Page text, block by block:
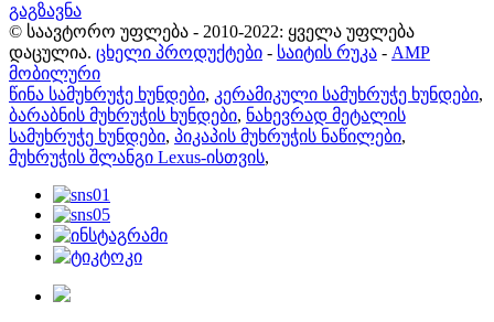
გაგზავნა
© საავტორო უფლება - 2010-2022: ყველა უფლება
დაცულია. ცხელი პროდუქტები - საიტის რუკა - AMP
მობილური
წინა სამუხრუჭე ხუნდები, კერამიკული სამუხრუჭე ხუნდები,
ბარაბნის მუხრუჭის ხუნდები, ნახევრად მეტალის
სამუხრუჭე ხუნდები, პიკაპის მუხრუჭის ნაწილები,
მუხრუჭის შლანგი Lexus-ისთვის,